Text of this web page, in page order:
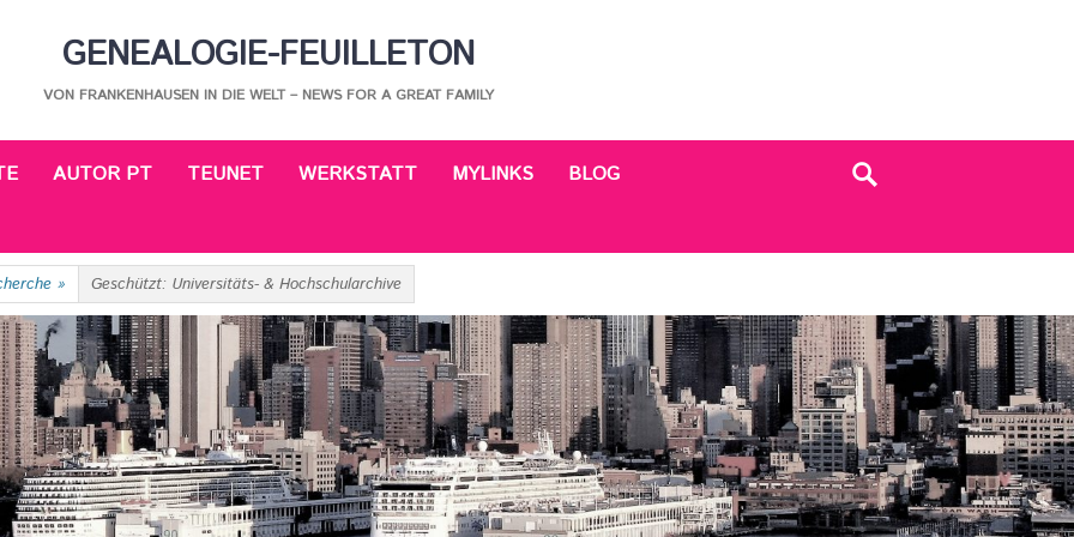
GENEALOGIE-FEUILLETON
VON FRANKENHAUSEN IN DIE WELT – NEWS FOR A GREAT FAMILY
AUTOR PT TEUNET WERKSTATT MYLINKS
BLOG
» Geschützt: Universitäts- & Hochschularchive